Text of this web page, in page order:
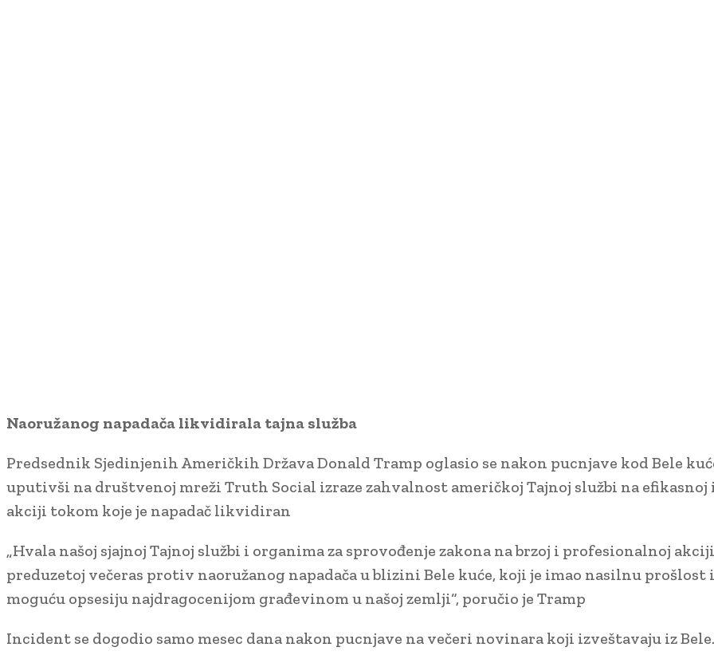
Naoružanog napadača likvidirala tajna služba
Predsednik Sjedinjenih Američkih Država Donald Tramp oglasio se nakon pucnjave kod Bele
uputivši na društvenoj mreži Truth Social izraze zahvalnost američkoj Tajnoj službi na efikasnoj
akciji tokom koje je napadač likvidiran
„Hvala našoj sjajnoj Tajnoj službi i organima za sprovođenje zakona na brzoj i profesionalnoj akciji
preduzetoj večeras protiv naoružanog napadača u blizini Bele kuće, koji je imao nasilnu prošlost i
moguću opsesiju najdragocenijom građevinom u našoj zemlji“, poručio je Tramp
Incident se dogodio samo mesec dana nakon pucnjave na večeri novinara koji izveštavaju iz Bele.